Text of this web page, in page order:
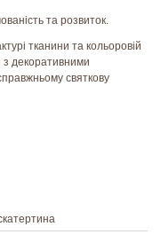
та розвиток.
тканини та кольоровій
з декоративними
святкову